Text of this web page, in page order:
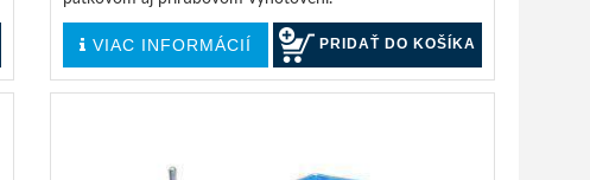
VIAC INFORMÁCIÍ PRIDAŤ DO KOŠÍKA